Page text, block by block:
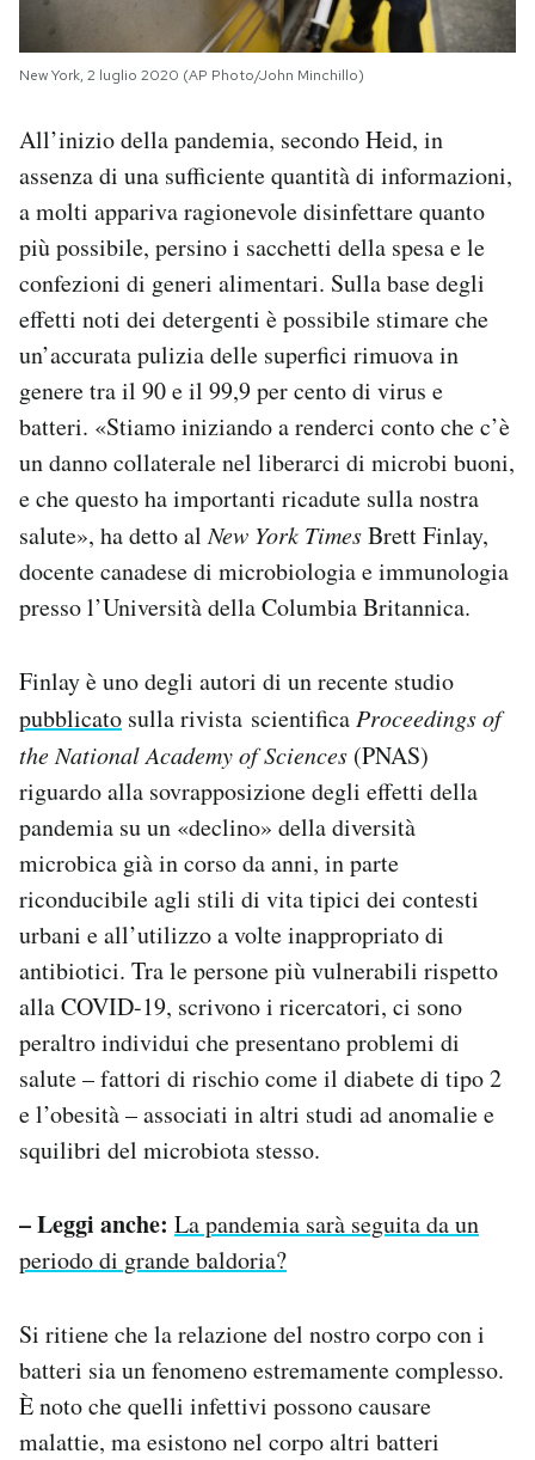
New York, 2 luglio 2020 (AP Photo/John Minchillo)
All’inizio della pandemia, secondo Heid, in
assenza di una sufficiente quantità di informazioni,
a molti appariva ragionevole disinfettare quanto
più possibile, persino i sacchetti della spesa e le
confezioni di generi alimentari. Sulla base degli
effetti noti dei detergenti è possibile stimare che
un’accurata pulizia delle superfici rimuova in
genere tra il 90 e il 99,9 per cento di virus e
batteri. «Stiamo iniziando a renderci conto che c’è
un danno collaterale nel liberarci di microbi buoni,
e che questo ha importanti ricadute sulla nostra
salute», ha detto alNew York TimesBrett Finlay,
docente canadese di microbiologia e immunologia
presso l’Università della Columbia Britannica.
Finlay è uno degli autori di un recente studio
pubblicato sulla rivista scientifica Proceedings of
the National Academy of Sciences (PNAS)
riguardo alla sovrapposizione degli effetti della
pandemia su un «declino» della diversità
microbica già in corso da anni, in parte
riconducibile agli stili di vita tipici dei contesti
urbani e all’utilizzo a volte inappropriato di
antibiotici. Tra le persone più vulnerabili rispetto
alla COVID-19, scrivono i ricercatori, ci sono
peraltro individui che presentano problemi di
salute – fattori di rischio come il diabete di tipo 2
e l’obesità – associati in altri studi ad anomalie e
squilibri del microbiota stesso.
– Leggi anche: La pandemia sarà seguita da un
periodo di grande baldoria?
Si ritiene che la relazione del nostro corpo con i
batteri sia un fenomeno estremamente complesso.
È noto che quelli infettivi possono causare
malattie, ma esistono nel corpo altri batteri